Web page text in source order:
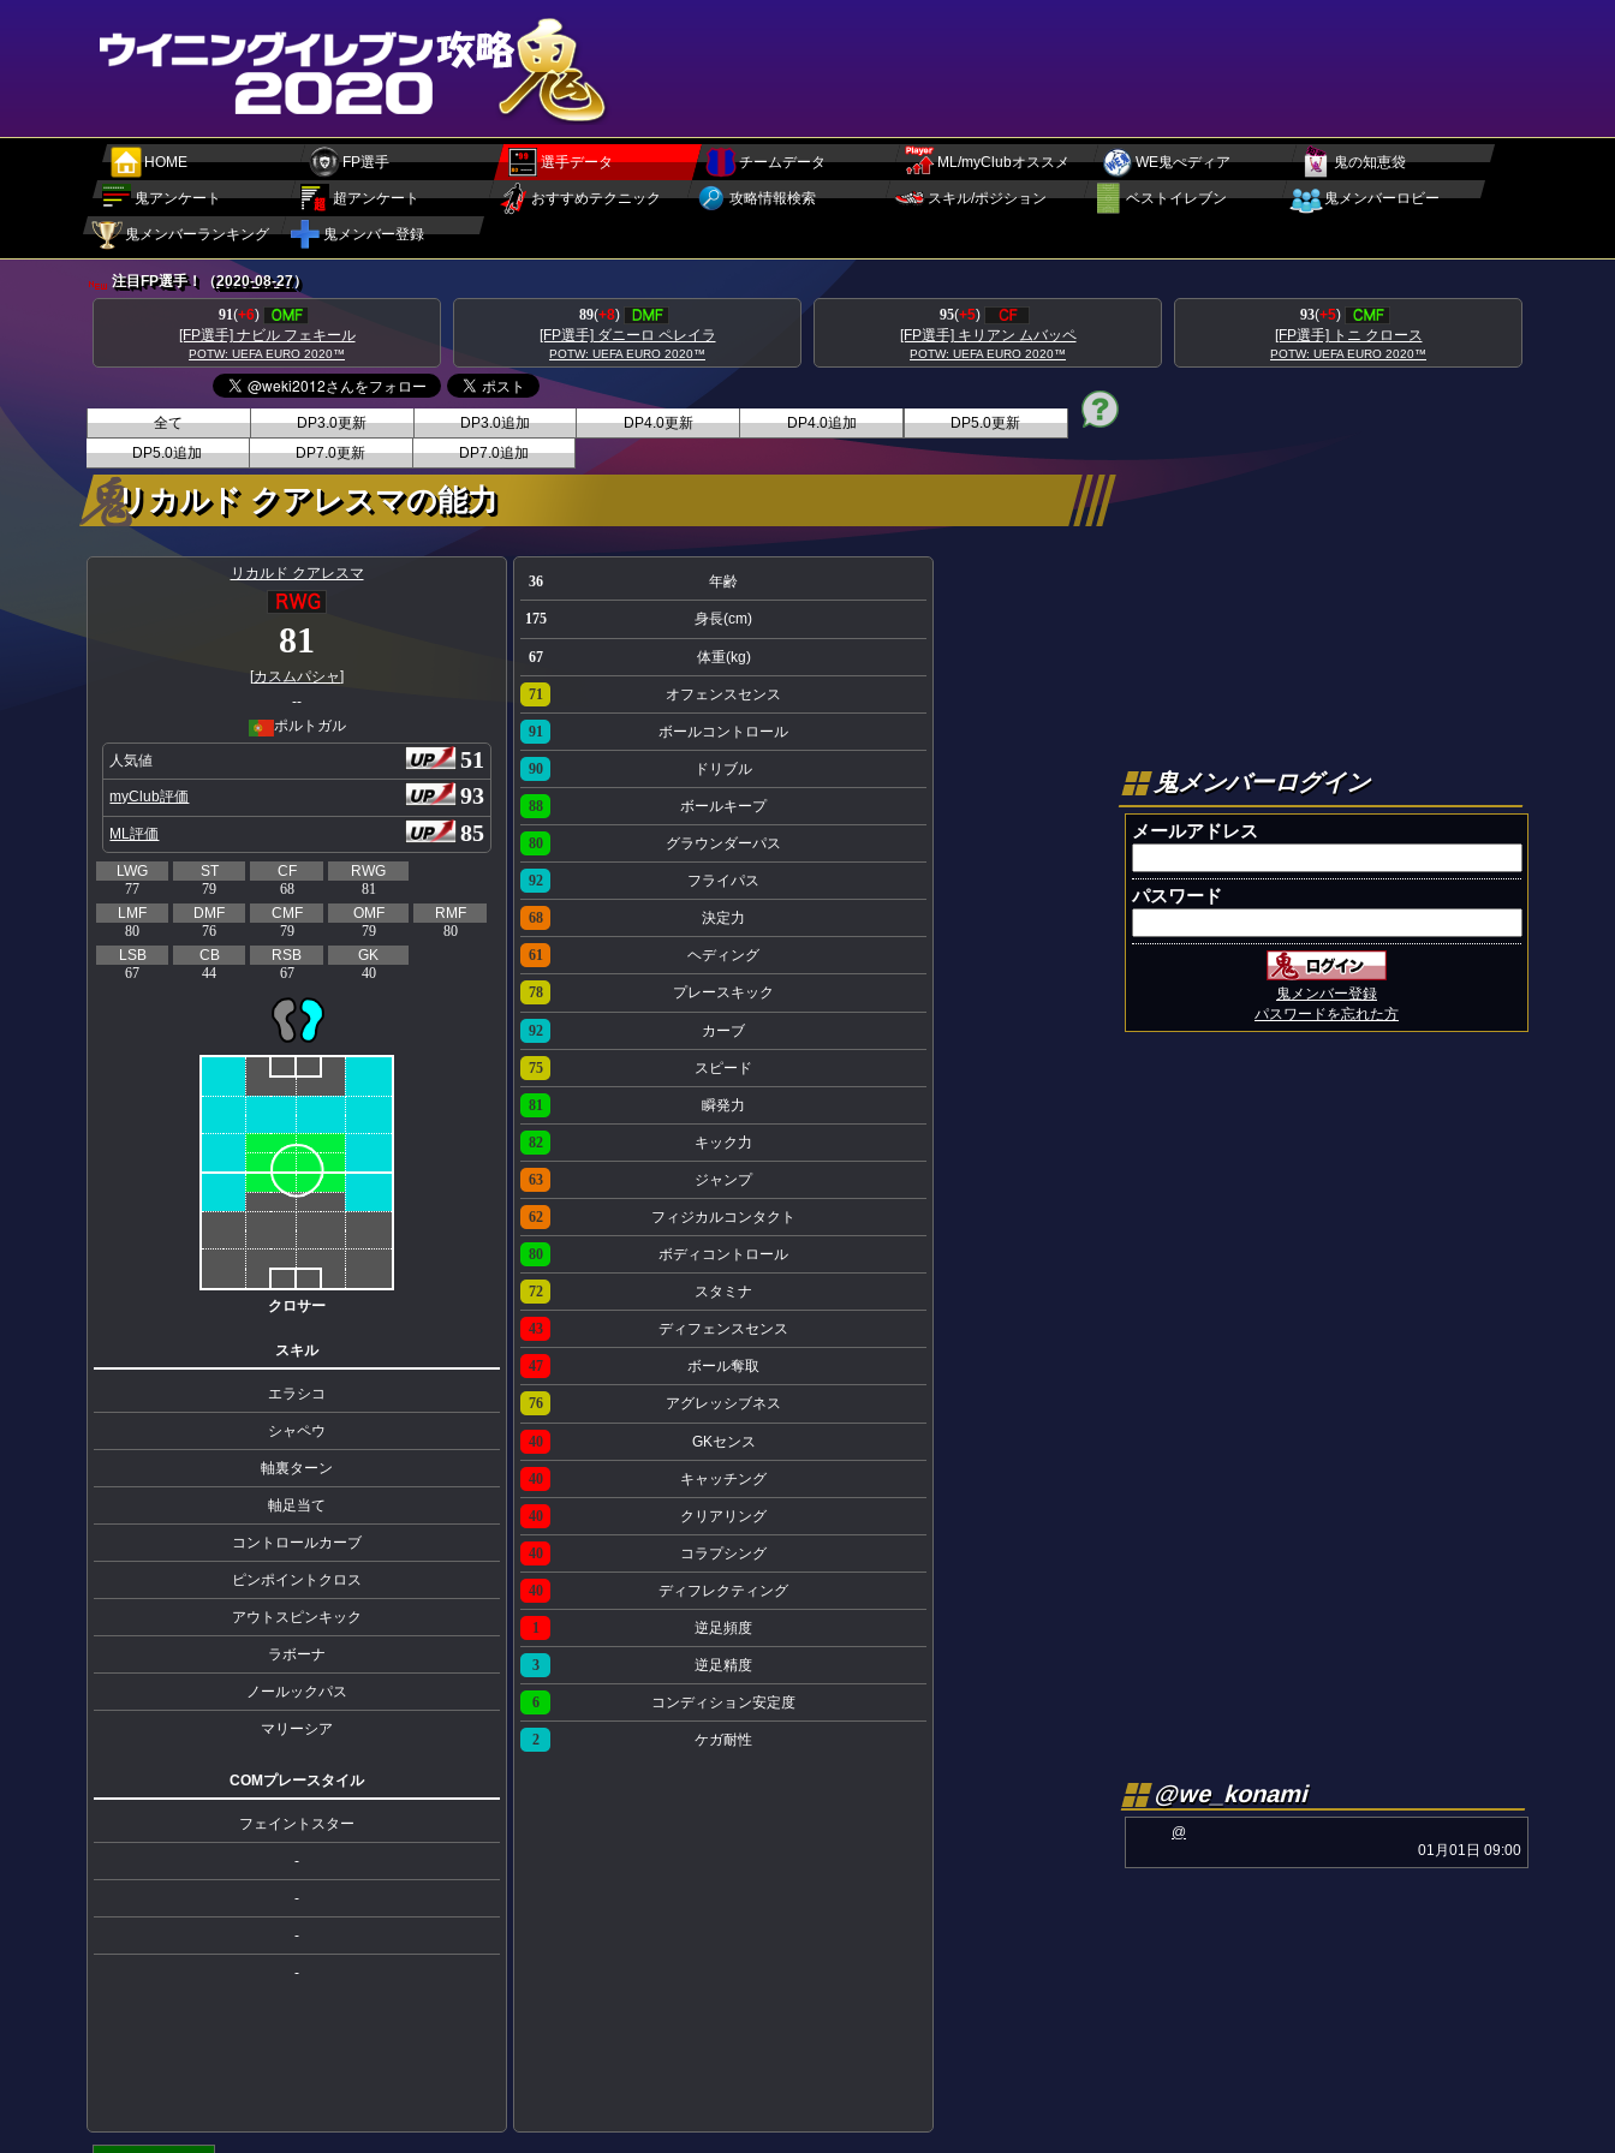
HOME FP選手 選手データ チームデータ ML/myClubオススメ WE鬼ぺディア 鬼の知恵袋
鬼アンケート 超アンケート おすすめテクニック 攻略情報検索 スキル/ポジション ベストイレブン 鬼メンバーロビー
鬼メンバーランキング 鬼メンバー登録
注目FP選手！（2020-08-27）
91(+6)
[FP選手] ナビル フェキール
POTW: UEFA EURO 2020™
89(+8)
[FP選手] ダニーロ ペレイラ
POTW: UEFA EURO 2020™
95(+5)
[FP選手] キリアン ムバッペ
POTW: UEFA EURO 2020™
93(+5)
[FP選手] トニ クロース
POTW: UEFA EURO 2020™
全て DP3.0更新 DP3.0追加 DP4.0更新 DP4.0追加
DP5.0更新
DP5.0追加
DP7.0更新 DP7.0追加
リカルド クアレスマの能力
リカルド クアレスマ
81
[カスムパシャ]
--
ポルトガル
人気値 51
myClub評価 93
ML評価 85
LWG
77
ST
79
CF
68
RWG
81
LMF
80
DMF
76
CMF
79
OMF
79
RMF
80
LSB
67
CB
44
RSB
67
GK
40
クロサー
スキル
エラシコ
シャペウ
軸裏ターン
軸足当て
コントロールカーブ
ピンポイントクロス
アウトスピンキック
ラボーナ
ノールックパス
マリーシア
COMプレースタイル
フェイントスター
-
-
-
-
36 年齢
175 身長(cm)
67 体重(kg)
71 オフェンスセンス
91 ボールコントロール
90 ドリブル
88 ボールキープ
80 グラウンダーパス
92 フライパス
68 決定力
61 ヘディング
78 プレースキック
92 カーブ
75 スピード
81 瞬発力
82 キック力
63 ジャンプ
62 フィジカルコンタクト
80 ボディコントロール
72 スタミナ
43 ディフェンスセンス
47 ボール奪取
76 アグレッシブネス
40 GKセンス
40 キャッチング
40 クリアリング
40 コラプシング
40 ディフレクティング
1 逆足頻度
3 逆足精度
6 コンディション安定度
2 ケガ耐性
鬼メンバーログイン
メールアドレス
パスワード
鬼メンバー登録
パスワードを忘れた方
@we_konami
@
01月01日 09:00